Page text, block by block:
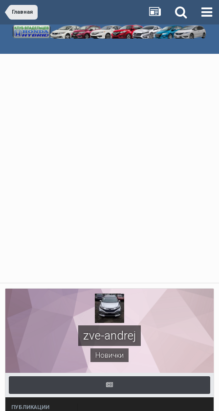
Главная
zve-andrej
Новички
ПУБЛИКАЦИИ